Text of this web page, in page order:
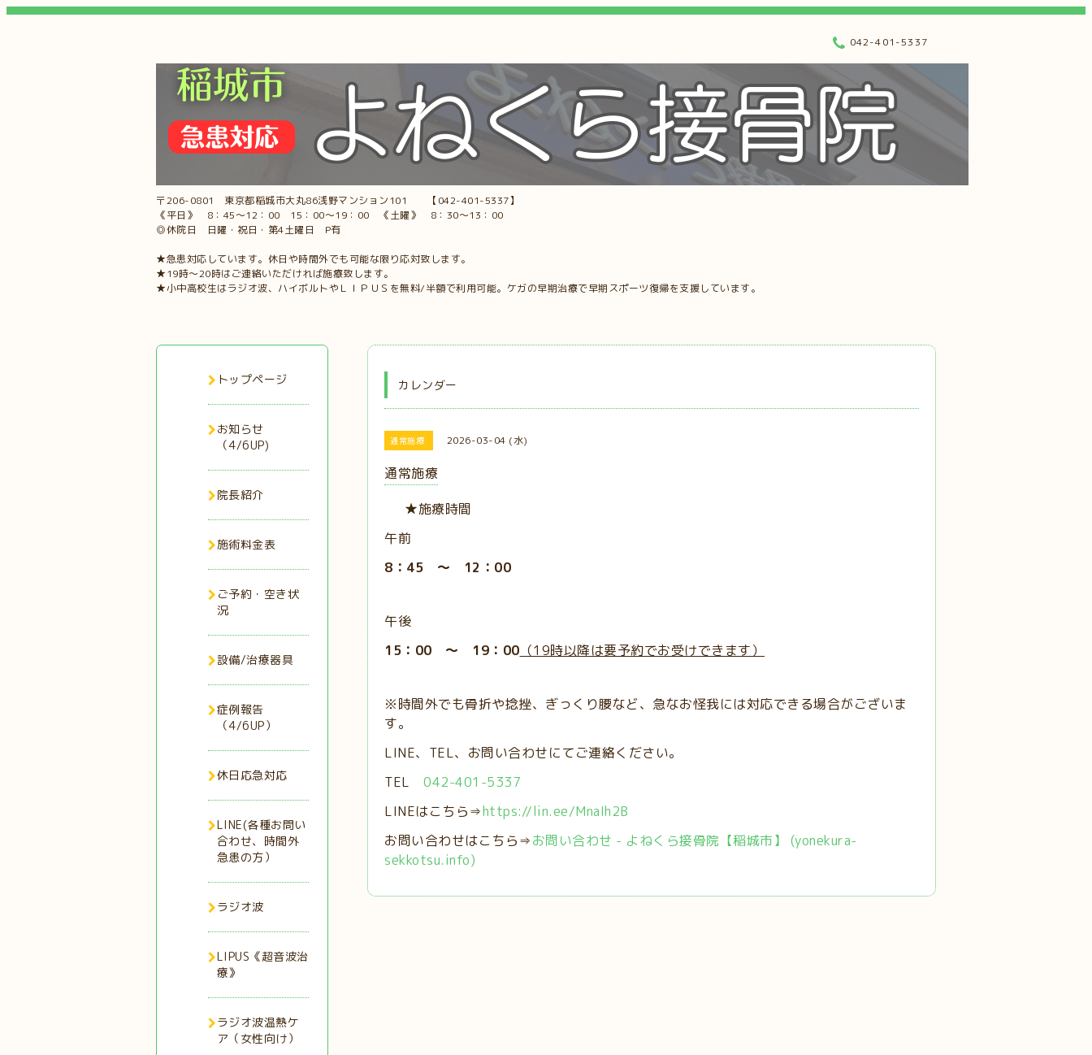
〒206-0801 東京都稲城市大丸86浅野マンション101 【042-401-5337】
《平日》 8：45～12：00 15：00～19：00 《土曜》 8：30～13：00
◎休院日 日曜・祝日・第4土曜日 P有
★急患対応しています。休日や時間外でも可能な限り応対致します。
★19時～20時はご連絡いただければ施療致します。
★小中高校生はラジオ波、ハイボルトやＬＩＰＵＳを無料/半額で利用可能。ケガの早期治療で早期スポーツ復帰を支援しています。
042-401-5337
カレンダー
通常施療 2026-03-04 (水)
通常施療
★施療時間
午前
8：45 ～ 12：00
午後
15：00 ～ 19：00 （19時以降は要予約でお受けできます）
※時間外でも骨折や捻挫、ぎっくり腰など、急なお怪我には対応できる場合がございま
す。
LINE、TEL、お問い合わせにてご連絡ください。
TEL 042-401-5337
LINEはこちら⇒https://lin.ee/MnaIh2B
お問い合わせはこちら⇒お問い合わせ - よねくら接骨院【稲城市】 (yonekura-
sekkotsu.info)
トップページ
お知らせ
（4/6UP)
院長紹介
施術料金表
ご予約・空き状
況
設備/治療器具
症例報告
（4/6UP）
休日応急対応
LINE(各種お問い
合わせ、時間外
急患の方）
ラジオ波
LIPUS《超音波治
療》
ラジオ波温熱ケ
ア（女性向け）